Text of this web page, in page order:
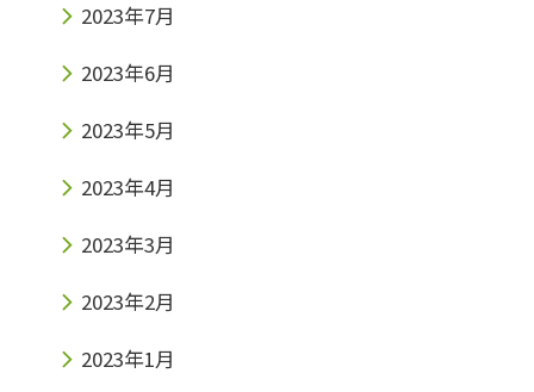
2023年7月
2023年6月
2023年5月
2023年4月
2023年3月
2023年2月
2023年1月